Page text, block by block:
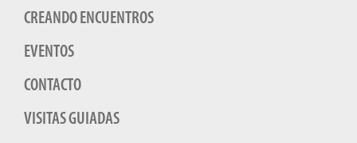
CREANDO ENCUENTROS
EVENTOS
CONTACTO
VISITAS GUIADAS